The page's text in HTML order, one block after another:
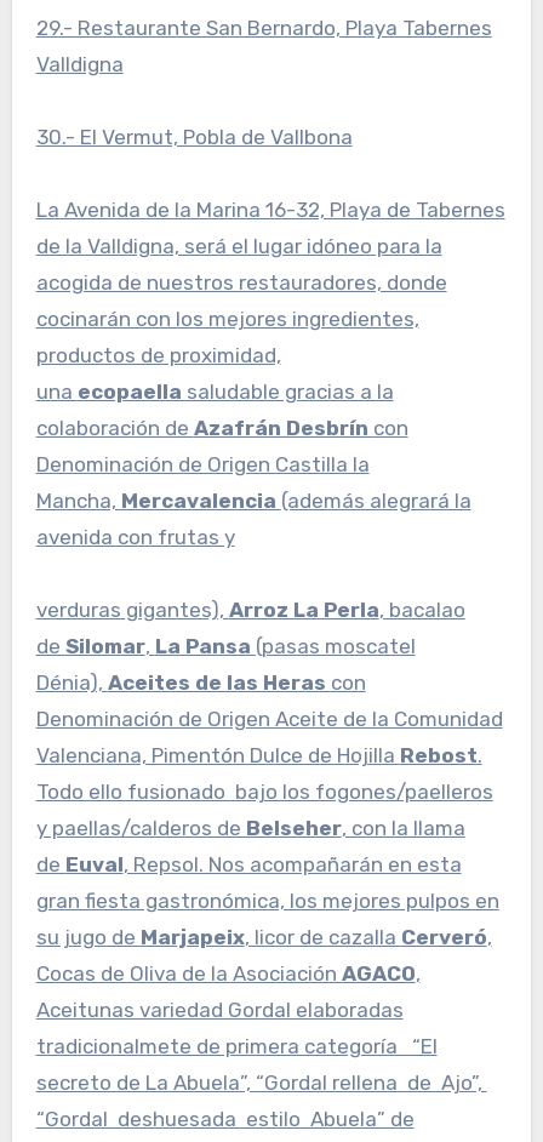
29.- Restaurante San Bernardo, Playa Tabernes
Valldigna
30.- El Vermut, Pobla de Vallbona
La Avenida de la Marina 16-32, Playa de Tabernes
de la Valldigna, será el lugar idóneo para la
acogida de nuestros restauradores, donde
cocinarán con los mejores ingredientes,
productos de proximidad,
una ecopaella saludable gracias a la
colaboración de Azafrán Desbrín con
Denominación de Origen Castilla la
Mancha, Mercavalencia (además alegrará la
avenida con frutas y
verduras gigantes), Arroz La Perla, bacalao
de Silomar, La Pansa (pasas moscatel
Dénia), Aceites de las Heras con
Denominación de Origen Aceite de la Comunidad
Valenciana, Pimentón Dulce de Hojilla Rebost.
Todo ello fusionado bajo los fogones/paelleros
y paellas/calderos de Belseher, con la llama
de Euval, Repsol. Nos acompañarán en esta
gran fiesta gastronómica, los mejores pulpos en
su jugo de Marjapeix, licor de cazalla Cerveró,
Cocas de Oliva de la Asociación AGACO,
Aceitunas variedad Gordal elaboradas
tradicionalmete de primera categoría “El
secreto de La Abuela”, “Gordal rellena de Ajo”,
“Gordal deshuesada estilo Abuela” de